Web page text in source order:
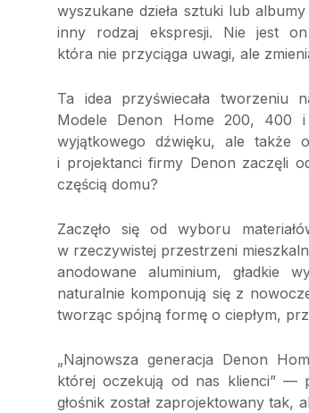
wyszukane dzieła sztuki lub
inny rodzaj ekspresji. Nie jest
która nie przyciąga uwagi, ale
Ta idea przyświecała tworzeniu
Modele Denon Home 200, 400
wyjątkowego dźwięku, ale także
i projektanci firmy Denon zaczęli
częścią domu?
Zaczęło się od wyboru
w rzeczywistej przestrzeni
anodowane aluminium, gładkie
naturalnie komponują się z
tworząc spójną formę o ciepłym,
„Najnowsza generacja Denon
której oczekują od nas klienci” —
głośnik został zaprojektowany tak,